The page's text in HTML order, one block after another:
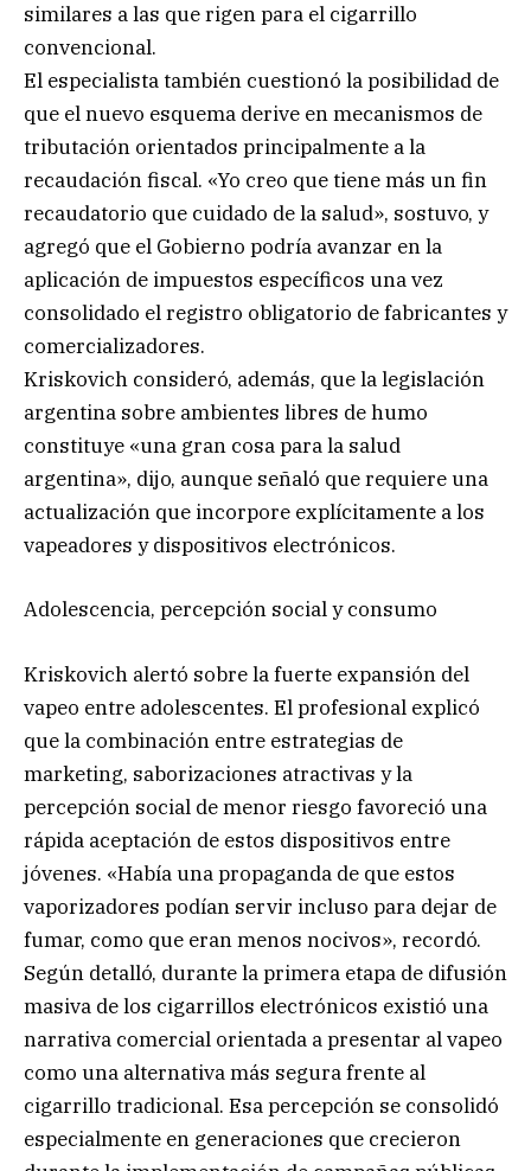
similares a las que rigen para el cigarrillo
convencional.
El especialista también cuestionó la posibilidad de
que el nuevo esquema derive en mecanismos de
tributación orientados principalmente a la
recaudación fiscal. «Yo creo que tiene más un fin
recaudatorio que cuidado de la salud», sostuvo, y
agregó que el Gobierno podría avanzar en la
aplicación de impuestos específicos una vez
consolidado el registro obligatorio de fabricantes y
comercializadores.
Kriskovich consideró, además, que la legislación
argentina sobre ambientes libres de humo
constituye «una gran cosa para la salud
argentina», dijo, aunque señaló que requiere una
actualización que incorpore explícitamente a los
vapeadores y dispositivos electrónicos.
Adolescencia, percepción social y consumo
Kriskovich alertó sobre la fuerte expansión del
vapeo entre adolescentes. El profesional explicó
que la combinación entre estrategias de
marketing, saborizaciones atractivas y la
percepción social de menor riesgo favoreció una
rápida aceptación de estos dispositivos entre
jóvenes. «Había una propaganda de que estos
vaporizadores podían servir incluso para dejar de
fumar, como que eran menos nocivos», recordó.
Según detalló, durante la primera etapa de difusión
masiva de los cigarrillos electrónicos existió una
narrativa comercial orientada a presentar al vapeo
como una alternativa más segura frente al
cigarrillo tradicional. Esa percepción se consolidó
especialmente en generaciones que crecieron